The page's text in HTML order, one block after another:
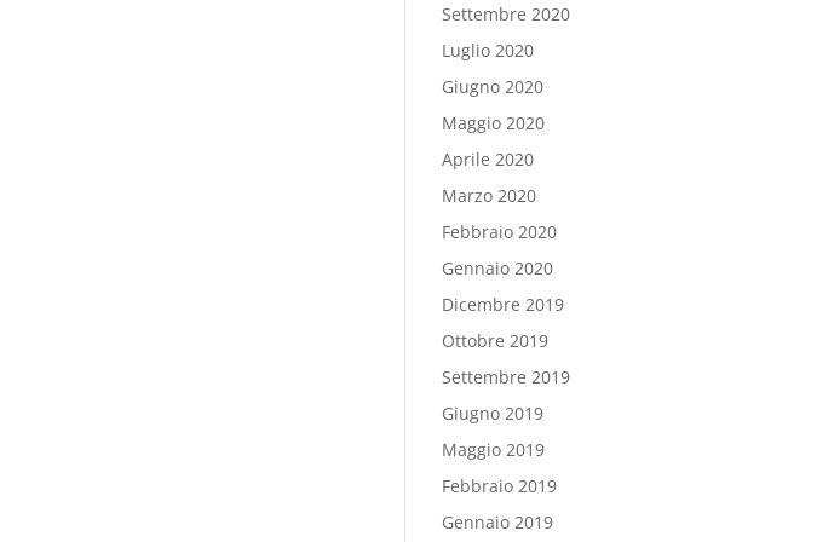
Settembre 2020
Luglio 2020
Giugno 2020
Maggio 2020
Aprile 2020
Marzo 2020
Febbraio 2020
Gennaio 2020
Dicembre 2019
Ottobre 2019
Settembre 2019
Giugno 2019
Maggio 2019
Febbraio 2019
Gennaio 2019